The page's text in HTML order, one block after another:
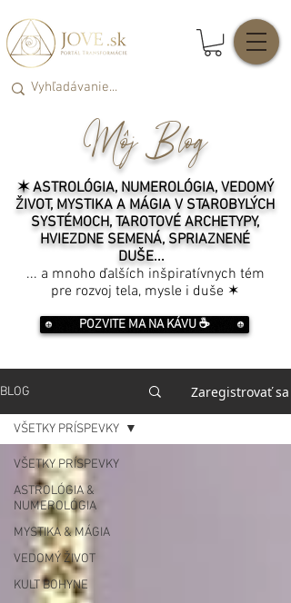
Môj Blog
✶ ASTROLÓGIA, NUMEROLÓGIA, VEDOMÝ
ŽIVOT, MYSTIKA A MÁGIA V STAROBYLÝCH
SYSTÉMOCH, TAROTOVÉ ARCHETYPY,
HVIEZDNE SEMENÁ, SPRIAZNENÉ
DUŠE...
... a mnoho ďalších inšpiratívnych tém
pre rozvoj tela, mysle i duše ✶
POZVITE MA NA KÁVU ☕️
BLOG Zaregistrovať sa
VŠETKY PRÍSPEVKY
ASTROLÓGIA &
NUMEROLÓGIA
MYSTIKA & MÁGIA
VEDOMÝ ŽIVOT
KULT BOHYNE
VŠETKY PRÍSPEVKY